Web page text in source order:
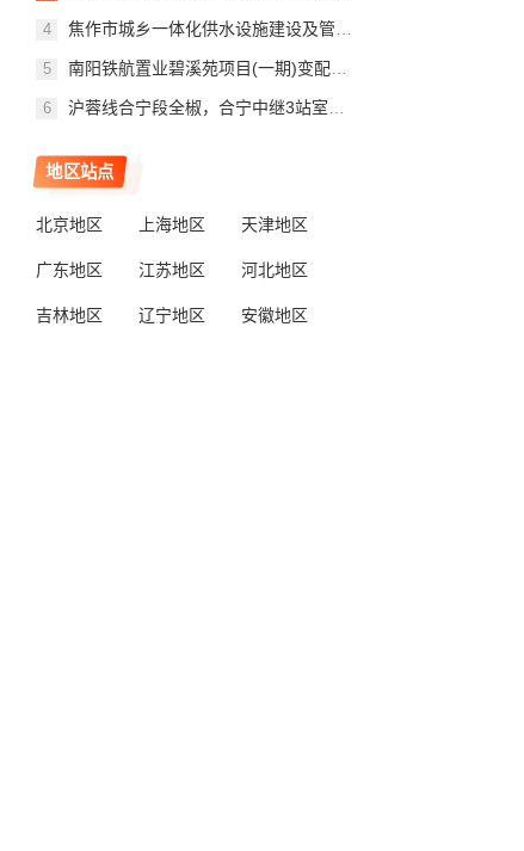
焦作市城乡一体化供水设施建设及管网漏损治理项目---塔北路，新安路，龙源路，世纪路等21条路段给水管道工程变更公告
南阳铁航置业碧溪苑项目(一期)变配电工程项目--废标公告
沪蓉线合宁段全椒，合宁中继3站室外信号设备大修工程自购物资设备招标评标公示
地区站点
北京地区 上海地区 天津地区
广东地区 江苏地区 河北地区
吉林地区 辽宁地区 安徽地区